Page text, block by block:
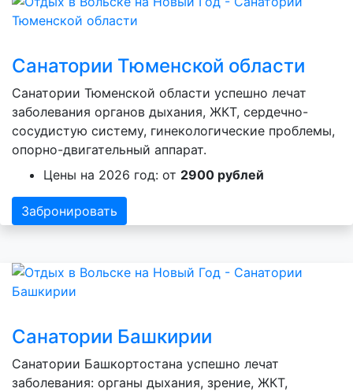
Санатории Тюменской области
Санатории Тюменской области успешно лечат
заболевания органов дыхания, ЖКТ, сердечно-
сосудистую систему, гинекологические проблемы,
опорно-двигательный аппарат.
Цены на 2026 год: от 2900 рублей
Забронировать
Санатории Башкирии
Санатории Башкортостана успешно лечат
заболевания: органы дыхания, зрение, ЖКТ,